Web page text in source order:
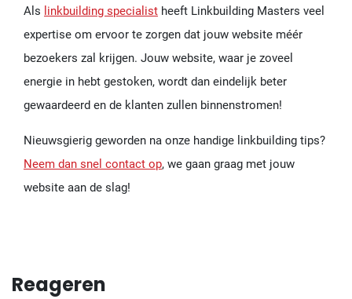
Als linkbuilding specialist heeft Linkbuilding Masters veel
expertise om ervoor te zorgen dat jouw website méér
bezoekers zal krijgen. Jouw website, waar je zoveel
energie in hebt gestoken, wordt dan eindelijk beter
gewaardeerd en de klanten zullen binnenstromen!
Nieuwsgierig geworden na onze handige linkbuilding tips?
Neem dan snel contact op, we gaan graag met jouw
website aan de slag!
Reageren